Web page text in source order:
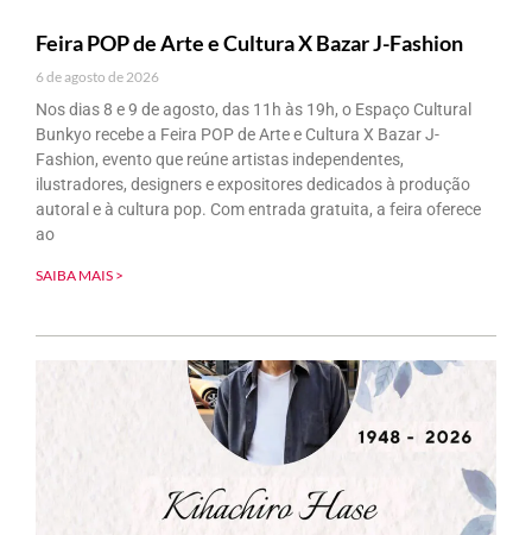
Feira POP de Arte e Cultura X Bazar J-Fashion
6 de agosto de 2026
Nos dias 8 e 9 de agosto, das 11h às 19h, o Espaço Cultural
Bunkyo recebe a Feira POP de Arte e Cultura X Bazar J-
Fashion, evento que reúne artistas independentes,
ilustradores, designers e expositores dedicados à produção
autoral e à cultura pop. Com entrada gratuita, a feira oferece
ao
SAIBA MAIS >